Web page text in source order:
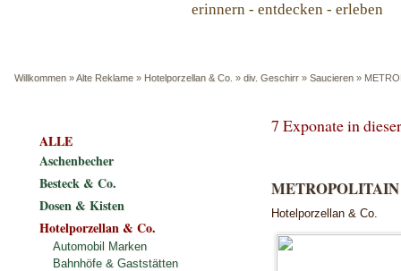
erinnern - entdecken - erleben
Willkommen »Alte Reklame » Hotelporzellan & Co. » div. Geschirr » Saucieren »
7 Exponate in
METROPOLITAIN
Hotelporzellan & Co.
ALLE
Aschenbecher
Besteck & Co.
Dosen & Kisten
Hotelporzellan & Co.
Automobil Marken
Bahnhöfe & Gaststätten